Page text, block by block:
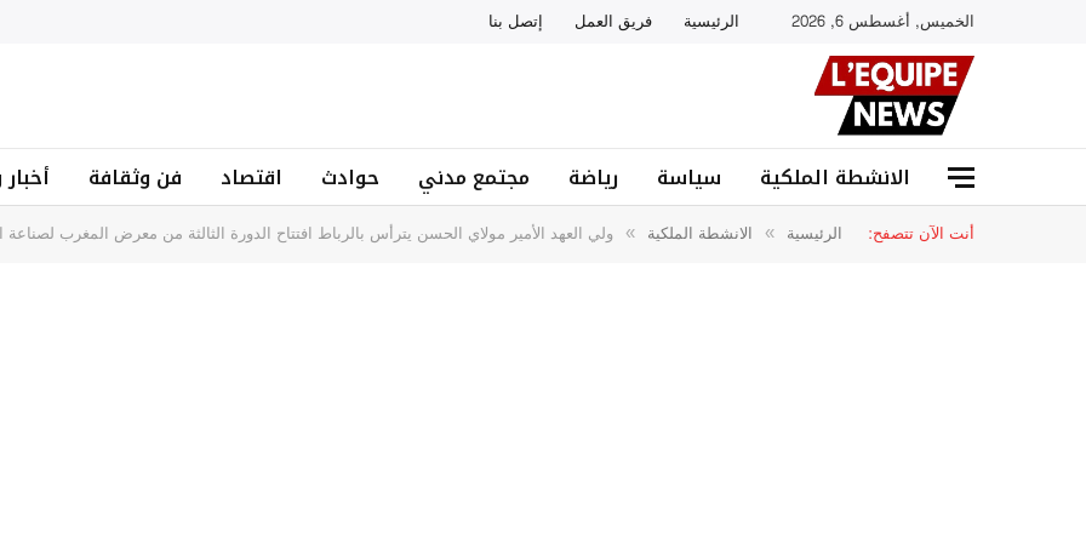
الخميس, أغسطس 6, 2026 الرئيسية فريق العمل إتصل بنا
الانشطة الملكية سياسة رياضة مجتمع مدني حوادث اقتصاد فن وثقافة
أنت الآن تتصفح: الرئيسية » الانشطة الملكية » ولي العهد الأمير مولاي الحسن يترأس بالرباط افتتاح الدورة الثالثة من معرض المغرب لصناعة